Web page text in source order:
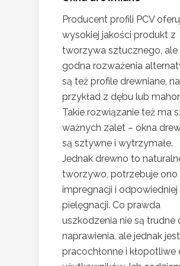
Producent profili PCV
wysokiej jakości produkt z
tworzywa sztucznego, ale
godna rozważenia
są też profile drewniane, na
przykład z dębu lub
Takie rozwiązanie też ma
ważnych zalet – okna
są sztywne i wytrzymałe.
Jednak drewno to
tworzywo, potrzebuje ono
impregnacji i odpowiedniej
pielęgnacji. Co prawda
uszkodzenia nie są trudne
naprawienia, ale jednak
pracochłonne i kłopotliwe